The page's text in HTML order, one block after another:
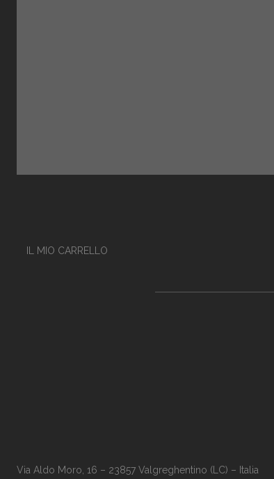
IL MIO CARRELLO
Via Aldo Moro, 16 – 23857 Valgreghentino (LC) – Italia